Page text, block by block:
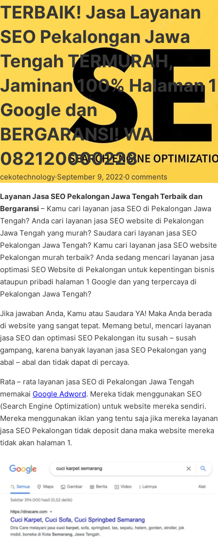
TERBAIK! Jasa Layanan
SEO Pekalongan Jawa
Tengah TERMURAH,
Jaminan 100% Halaman 1
Google dan
BERGARANSI! WA
082120000228
cekotechnology·September 9, 2022·0 comments
Layanan Jasa SEO Pekalongan Jawa Tengah Terbaik dan
Bergaransi – Kamu cari layanan jasa SEO di Pekalongan Jawa
Tengah? Anda cari layanan jasa SEO website di Pekalongan
Jawa Tengah yang murah? Saudara cari layanan jasa SEO
Pekalongan Jawa Tengah? Kamu cari layanan jasa SEO website
Pekalongan murah terbaik? Anda sedang mencari layanan jasa
optimasi SEO Website di Pekalongan untuk kepentingan bisnis
ataupun pribadi halaman 1 Google dan yang terpercaya di
Pekalongan Jawa Tengah?
Jika jawaban Anda, Kamu atau Saudara YA! Maka Anda berada
di website yang sangat tepat. Memang betul, mencari layanan
jasa SEO dan optimasi SEO Pekalongan itu susah – susah
gampang, karena banyak layanan jasa SEO Pekalongan yang
abal – abal dan tidak dapat di percaya.
Rata – rata layanan jasa SEO di Pekalongan Jawa Tengah
memakai Google Adword. Mereka tidak menggunakan SEO
(Search Engine Optimization) untuk website mereka sendiri.
Mereka menggunakan iklan yang tentu saja jika mereka layanan
jasa SEO Pekalongan tidak deposit dana maka website mereka
tidak akan halaman 1.